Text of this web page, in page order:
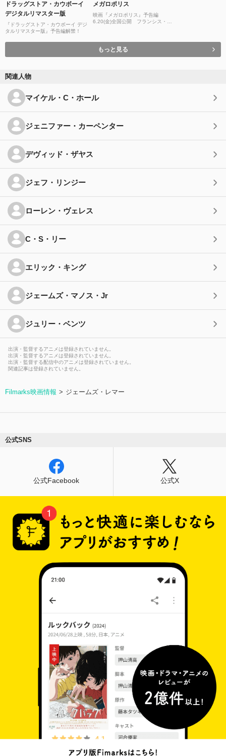
ドラッグストア・カウボーイ
デジタルリマスター版
『ドラッグストア・カウボーイ デジ
タルリマスター版』予告編解禁！
メガロポリス
映画『メガロポリス』予告編
6.20(金)全国公開 フランシス・フ
もっと見る
関連人物
マイケル・C・ホール
ジェニファー・カーペンター
デヴィッド・ザヤス
ジェフ・リンジー
ローレン・ヴェレス
C・S・リー
エリック・キング
ジェームズ・マノス・Jr
ジュリー・ベンツ
出演・監督するアニメは登録されていません。
出演・監督するアニメは登録されていません。
出演・監督する配信中のアニメは登録されていません。
関連記事は登録されていません。
Filmarks映画情報 ジェームズ・レマー
公式SNS
公式Facebook 公式X